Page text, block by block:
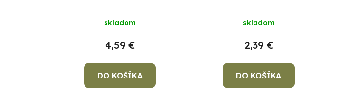
skladom
4,59 €
DO KOŠÍKA
skladom
2,39 €
DO KOŠÍKA